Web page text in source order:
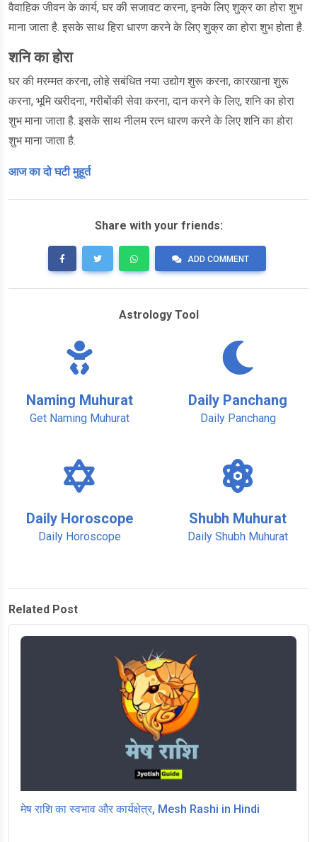
वैवाहिक जीवन के कार्य, घर की सजावट करना, इनके लिए शुक्र का होरा शुभ
माना जाता है. इसके साथ हिरा धारण करने के लिए शुक्र का होरा शुभ होता है.
शनि का होरा
घर की मरम्मत करना, लोहे सबंधित नया उद्योग शुरू करना, कारखाना शुरू
करना, भूमि खरीदना, गरीबोंकी सेवा करना, दान करने के लिए, शनि का होरा
शुभ माना जाता है. इसके साथ नीलम रत्न धारण करने के लिए शनि का होरा
शुभ माना जाता है.
आज का दो घटी मुहूर्त
Share with your friends:
ADD COMMENT
Astrology Tool
Naming Muhurat
Get Naming Muhurat
Daily Panchang
Daily Panchang
Daily Horoscope
Daily Horoscope
Shubh Muhurat
Daily Shubh Muhurat
Related Post
मेष राशि का स्वभाव और कार्यक्षेत्र, Mesh Rashi in Hindi